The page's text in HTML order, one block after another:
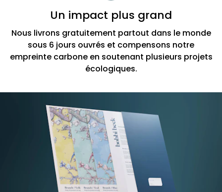
Un impact plus grand
Nous livrons gratuitement partout dans le monde
sous 6 jours ouvrés et compensons notre
empreinte carbone en soutenant plusieurs projets
écologiques.